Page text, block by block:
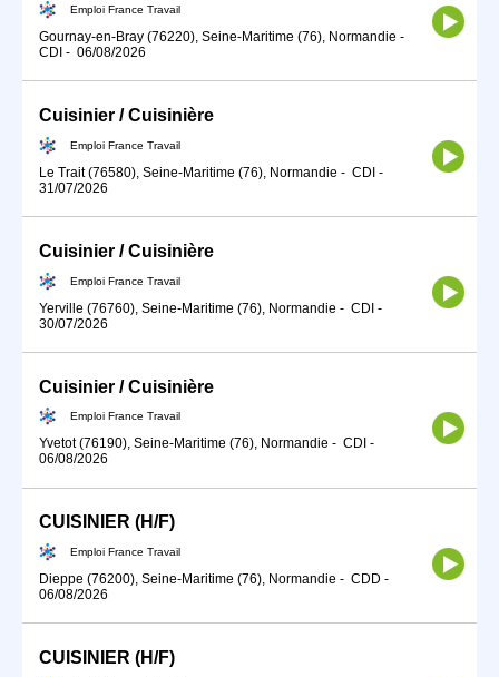
Emploi France Travail
Gournay-en-Bray (76220), Seine-Maritime (76), Normandie -
CDI - 06/08/2026
Cuisinier / Cuisinière
Emploi France Travail
Le Trait (76580), Seine-Maritime (76), Normandie - CDI -
31/07/2026
Cuisinier / Cuisinière
Emploi France Travail
Yerville (76760), Seine-Maritime (76), Normandie - CDI -
30/07/2026
Cuisinier / Cuisinière
Emploi France Travail
Yvetot (76190), Seine-Maritime (76), Normandie - CDI -
06/08/2026
CUISINIER (H/F)
Emploi France Travail
Dieppe (76200), Seine-Maritime (76), Normandie - CDD -
06/08/2026
CUISINIER (H/F)